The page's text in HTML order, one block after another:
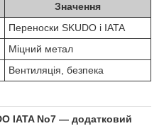
Значення
Переноски SKUDO і IATA
Міцний метал
Вентиляція, безпека
IATA No7 — додатковий